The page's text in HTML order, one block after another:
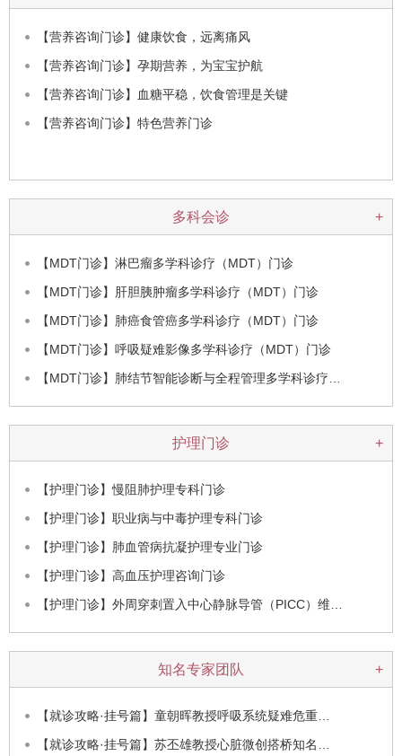
【营养咨询门诊】健康饮食，远离痛风
【营养咨询门诊】孕期营养，为宝宝护航
【营养咨询门诊】血糖平稳，饮食管理是关键
【营养咨询门诊】特色营养门诊
多科会诊 +
【MDT门诊】淋巴瘤多学科诊疗（MDT）门诊
【MDT门诊】肝胆胰肿瘤多学科诊疗（MDT）门诊
【MDT门诊】肺癌食管癌多学科诊疗（MDT）门诊
【MDT门诊】呼吸疑难影像多学科诊疗（MDT）门诊
【MDT门诊】肺结节智能诊断与全程管理多学科诊疗…
护理门诊 +
【护理门诊】慢阻肺护理专科门诊
【护理门诊】职业病与中毒护理专科门诊
【护理门诊】肺血管病抗凝护理专业门诊
【护理门诊】高血压护理咨询门诊
【护理门诊】外周穿刺置入中心静脉导管（PICC）维…
知名专家团队 +
【就诊攻略·挂号篇】童朝晖教授呼吸系统疑难危重…
【就诊攻略·挂号篇】苏丕雄教授心脏微创搭桥知名…